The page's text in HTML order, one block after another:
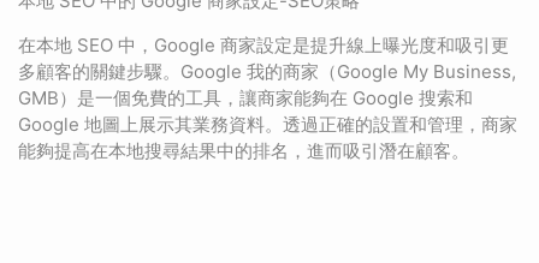
在本地 SEO 中，Google 商家設定是提升線上曝光度和吸引更
多顧客的關鍵步驟。Google 我的商家（Google My Business,
GMB）是一個免費的工具，讓商家能夠在 Google 搜索和
Google 地圖上展示其業務資料。透過正確的設置和管理，商家
能夠提高在本地搜尋結果中的排名，進而吸引潛在顧客。